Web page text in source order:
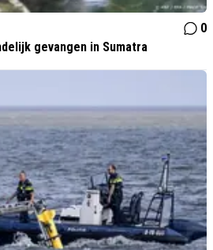
0
gevangen in Sumatra